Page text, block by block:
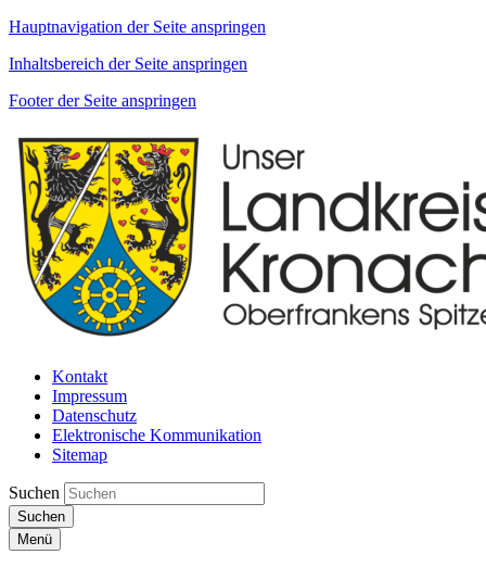
Hauptnavigation der Seite anspringen
Inhaltsbereich der Seite anspringen
Footer der Seite anspringen
Kontakt
Impressum
Datenschutz
Elektronische Kommunikation
Sitemap
Suchen
Suchen
Menü